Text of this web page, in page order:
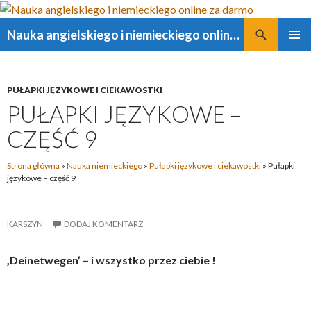
Nauka angielskiego i niemieckiego online za darmo
PUŁAPKI JĘZYKOWE I CIEKAWOSTKI
PUŁAPKI JĘZYKOWE –
CZĘŚĆ 9
Strona główna » Nauka niemieckiego » Pułapki językowe i ciekawostki » Pułapki
językowe – część 9
KARSZYN DODAJ KOMENTARZ
‚Deinetwegen’ – i wszystko przez ciebie !